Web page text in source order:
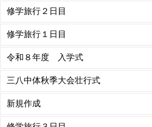
修学旅行２日目
修学旅行１日目
令和８年度 入学式
三八中体秋季大会壮行式
新規作成